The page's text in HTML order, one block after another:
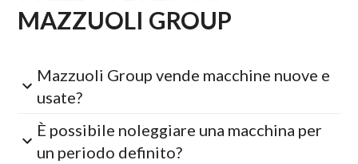
MAZZUOLI GROUP
Mazzuoli Group vende macchine nuove e
usate?
È possibile noleggiare una macchina per
un periodo definito?